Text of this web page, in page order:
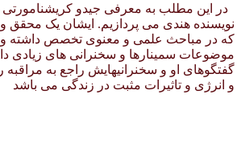
در این مطلب به معرفی جیدو کریشنامورتی
نویسنده هندی می پردازیم. ایشان یک محقق
که در مباحث علمی و معنوی تخصص داشته و
موضوعات سمینارها و سخنرانی های زیادی
گفتگوهای او و سخنرانیهایش راجع به مراقبه
و انرژی و تاثیرات مثبت در زندگی می باشد